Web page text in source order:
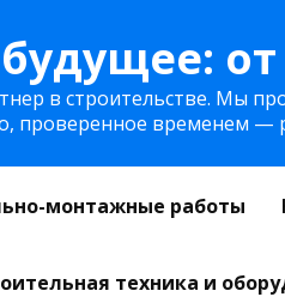
в строительстве. Мы
проверенное временем —
монтажные работы
техника и